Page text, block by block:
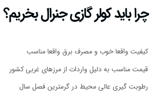
چرا باید کولر گازی جنرال بخریم؟
کیفیت واقعا خوب و مصرف برق واقعا مناسب
قیمت مناسب به دلیل واردات از مرزهای غربی کشور
رطوبت گیری عالی محیط در گرمترین فصل سال